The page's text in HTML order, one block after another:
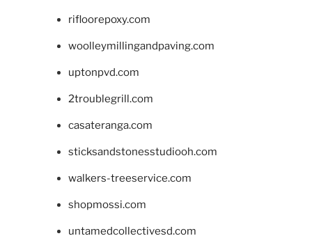
rifloorepoxy.com
woolleymillingandpaving.com
uptonpvd.com
2troublegrill.com
casateranga.com
sticksandstonesstudiooh.com
walkers-treeservice.com
shopmossi.com
untamedcollectivesd.com